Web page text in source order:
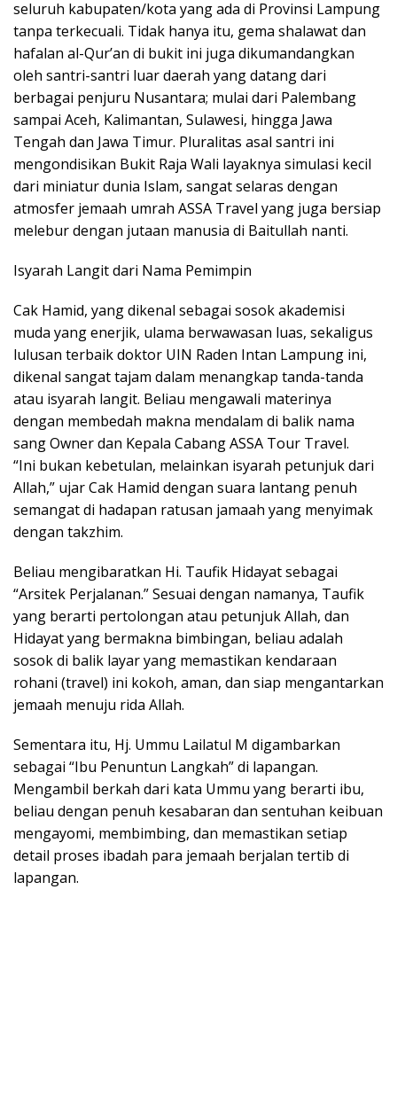
seluruh kabupaten/kota yang ada di Provinsi Lampung
tanpa terkecuali. Tidak hanya itu, gema shalawat dan
hafalan al-Qur’an di bukit ini juga dikumandangkan
oleh santri-santri luar daerah yang datang dari
berbagai penjuru Nusantara; mulai dari Palembang
sampai Aceh, Kalimantan, Sulawesi, hingga Jawa
Tengah dan Jawa Timur. Pluralitas asal santri ini
mengondisikan Bukit Raja Wali layaknya simulasi kecil
dari miniatur dunia Islam, sangat selaras dengan
atmosfer jemaah umrah ASSA Travel yang juga bersiap
melebur dengan jutaan manusia di Baitullah nanti.
Isyarah Langit dari Nama Pemimpin
Cak Hamid, yang dikenal sebagai sosok akademisi
muda yang enerjik, ulama berwawasan luas, sekaligus
lulusan terbaik doktor UIN Raden Intan Lampung ini,
dikenal sangat tajam dalam menangkap tanda-tanda
atau isyarah langit. Beliau mengawali materinya
dengan membedah makna mendalam di balik nama
sang Owner dan Kepala Cabang ASSA Tour Travel.
“Ini bukan kebetulan, melainkan isyarah petunjuk dari
Allah,” ujar Cak Hamid dengan suara lantang penuh
semangat di hadapan ratusan jamaah yang menyimak
dengan takzhim.
Beliau mengibaratkan Hi. Taufik Hidayat sebagai
“Arsitek Perjalanan.” Sesuai dengan namanya, Taufik
yang berarti pertolongan atau petunjuk Allah, dan
Hidayat yang bermakna bimbingan, beliau adalah
sosok di balik layar yang memastikan kendaraan
rohani (travel) ini kokoh, aman, dan siap mengantarkan
jemaah menuju rida Allah.
Sementara itu, Hj. Ummu Lailatul M digambarkan
sebagai “Ibu Penuntun Langkah” di lapangan.
Mengambil berkah dari kata Ummu yang berarti ibu,
beliau dengan penuh kesabaran dan sentuhan keibuan
mengayomi, membimbing, dan memastikan setiap
detail proses ibadah para jemaah berjalan tertib di
lapangan.